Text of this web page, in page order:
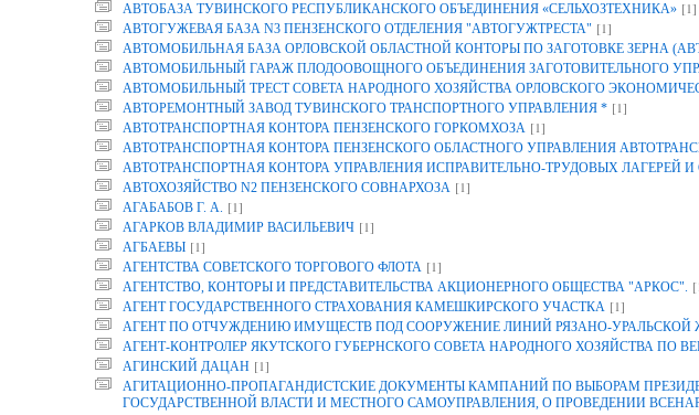
АВТОБАЗА ТУВИНСКОГО РЕСПУБЛИКАНСКОГО ОБЪЕДИНЕНИЯ «СЕЛЬХОЗТЕХНИКА» [1]
АВТОГУЖЕВАЯ БАЗА N3 ПЕНЗЕНСКОГО ОТДЕЛЕНИЯ "АВТОГУЖТРЕСТА" [1]
АВТОМОБИЛЬНАЯ БАЗА ОРЛОВСКОЙ ОБЛАСТНОЙ КОНТОРЫ ПО ЗАГОТОВКЕ ЗЕРНА
АВТОМОБИЛЬНЫЙ ГАРАЖ ПЛОДООВОЩНОГО ОБЪЕДИНЕНИЯ ЗАГОТОВИТЕЛЬНОГО
АВТОМОБИЛЬНЫЙ ТРЕСТ СОВЕТА НАРОДНОГО ХОЗЯЙСТВА ОРЛОВСКОГО
АВТОРЕМОНТНЫЙ ЗАВОД ТУВИНСКОГО ТРАНСПОРТНОГО УПРАВЛЕНИЯ * [1]
АВТОТРАНСПОРТНАЯ КОНТОРА ПЕНЗЕНСКОГО ГОРКОМХОЗА [1]
АВТОТРАНСПОРТНАЯ КОНТОРА ПЕНЗЕНСКОГО ОБЛАСТНОГО УПРАВЛЕНИЯ
АВТОТРАНСПОРТНАЯ КОНТОРА УПРАВЛЕНИЯ ИСПРАВИТЕЛЬНО-ТРУДОВЫХ ЛАГЕРЕЙ
АВТОХОЗЯЙСТВО N2 ПЕНЗЕНСКОГО СОВНАРХОЗА [1]
АГАБАБОВ Г. А. [1]
АГАРКОВ ВЛАДИМИР ВАСИЛЬЕВИЧ [1]
АГБАЕВЫ [1]
АГЕНТСТВА СОВЕТСКОГО ТОРГОВОГО ФЛОТА [1]
АГЕНТСТВО, КОНТОРЫ И ПРЕДСТАВИТЕЛЬСТВА АКЦИОНЕРНОГО ОБЩЕСТВА "АРКОС".
АГЕНТ ГОСУДАРСТВЕННОГО СТРАХОВАНИЯ КАМЕШКИРСКОГО УЧАСТКА [1]
АГЕНТ ПО ОТЧУЖДЕНИЮ ИМУЩЕСТВ ПОД СООРУЖЕНИЕ ЛИНИЙ РЯЗАНО-УРАЛЬСКОЙ
АГЕНТ-КОНТРОЛЕР ЯКУТСКОГО ГУБЕРНСКОГО СОВЕТА НАРОДНОГО ХОЗЯЙСТВА ПО
АГИНСКИЙ ДАЦАН [1]
АГИТАЦИОННО-ПРОПАГАНДИСТСКИЕ ДОКУМЕНТЫ КАМПАНИЙ ПО ВЫБОРАМ
ГОСУДАРСТВЕННОЙ ВЛАСТИ И МЕСТНОГО САМОУПРАВЛЕНИЯ, О ПРОВЕДЕНИИ